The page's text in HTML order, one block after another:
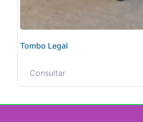
Tombo Legal
Consultar